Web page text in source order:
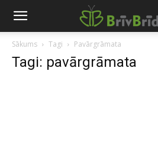
Sākums Tagi Pavārgrāmata
Tagi: pavārgrāmata